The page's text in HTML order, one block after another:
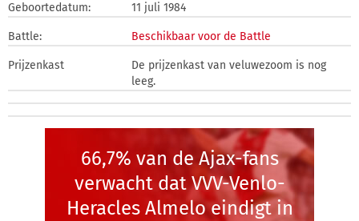
Geboortedatum:
11 juli 1984
Battle: Beschikbaar voor de Battle
Prijzenkast
De prijzenkast van veluwezoom is nog
leeg.
66,7% van de Ajax-fans
verwacht dat VVV-Venlo-
Heracles Almelo eindigt in